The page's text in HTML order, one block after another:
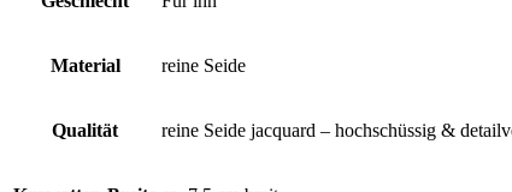
Material reine Seide
Qualität reine Seide jacquard – hochschüssig &